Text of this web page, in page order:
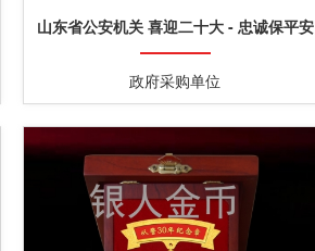
山东省公安机关 喜迎二十大 - 忠诚保平安
政府采购单位